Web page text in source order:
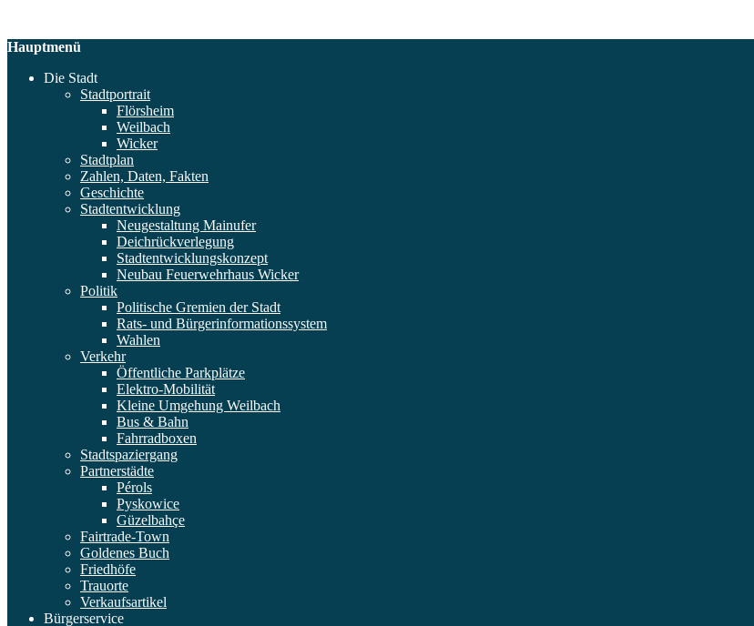
Hauptmenü
Die Stadt
Stadtportrait
Flörsheim
Weilbach
Wicker
Stadtplan
Zahlen, Daten, Fakten
Geschichte
Stadtentwicklung
Neugestaltung Mainufer
Deichrückverlegung
Stadtentwicklungskonzept
Neubau Feuerwehrhaus Wicker
Politik
Politische Gremien der Stadt
Rats- und Bürgerinformationssystem
Wahlen
Verkehr
Öffentliche Parkplätze
Elektro-Mobilität
Kleine Umgehung Weilbach
Bus & Bahn
Fahrradboxen
Stadtspaziergang
Partnerstädte
Pérols
Pyskowice
Güzelbahçe
Fairtrade-Town
Goldenes Buch
Friedhöfe
Trauorte
Verkaufsartikel
Bürgerservice